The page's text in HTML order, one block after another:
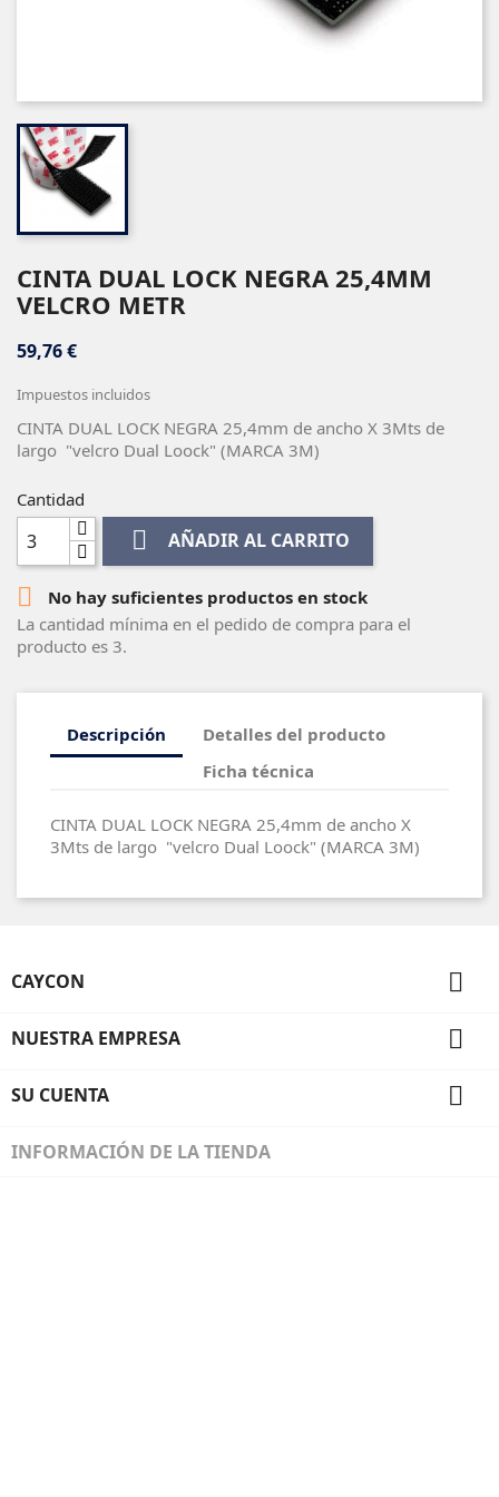
CINTA DUAL LOCK NEGRA 25,4MM
VELCRO METR
59,76 €
Impuestos incluidos
CINTA DUAL LOCK NEGRA 25,4mm de ancho X 3Mts de
largo "velcro Dual Loock" (MARCA 3M)
Cantidad
 AÑADIR AL CARRITO

No hay suficientes productos en stock
La cantidad mínima en el pedido de compra para el
producto es 3.
Descripción
Detalles del producto
Ficha técnica
CINTA DUAL LOCK NEGRA 25,4mm de ancho X
3Mts de largo "velcro Dual Loock" (MARCA 3M)
CAYCON 
NUESTRA EMPRESA 
SU CUENTA 
INFORMACIÓN DE LA TIENDA